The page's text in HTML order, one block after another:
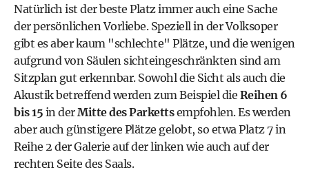
Natürlich ist der beste Platz immer auch eine Sache
der persönlichen Vorliebe. Speziell in der Volksoper
gibt es aber kaum "schlechte" Plätze, und die wenigen
aufgrund von Säulen sichteingeschränkten sind am
Sitzplangut erkennbar. Sowohl die Sicht als auch die
Akustik betreffend werden zum Beispiel die Reihen 6
bis 15 in derMitte des Parkettsempfohlen. Es werden
aber auch günstigere Plätze gelobt, so etwa Platz 7 in
Reihe 2 der Galerie auf der linken wie auch auf der
rechten Seite des Saals.